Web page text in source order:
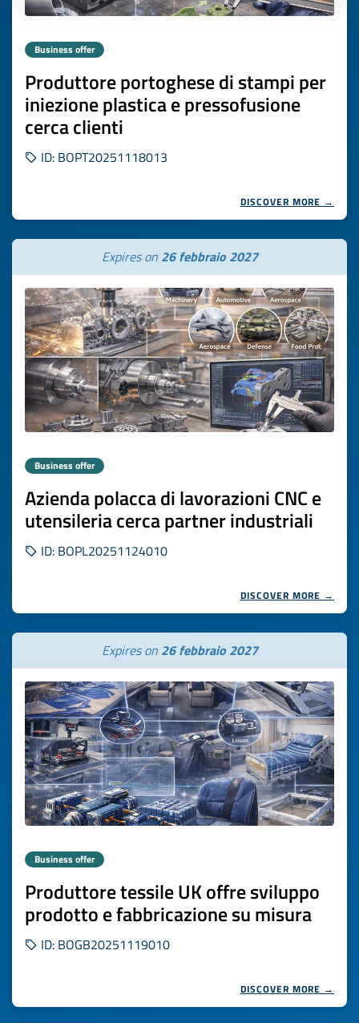
Business offer
Produttore portoghese di stampi per
iniezione plastica e pressofusione
cerca clienti
ID: BOPT20251118013
DISCOVER MORE →
Expires on 26 febbraio 2027
Business offer
Azienda polacca di lavorazioni CNC e
utensileria cerca partner industriali
ID: BOPL20251124010
DISCOVER MORE →
Expires on 26 febbraio 2027
Business offer
Produttore tessile UK offre sviluppo
prodotto e fabbricazione su misura
ID: BOGB20251119010
DISCOVER MORE →